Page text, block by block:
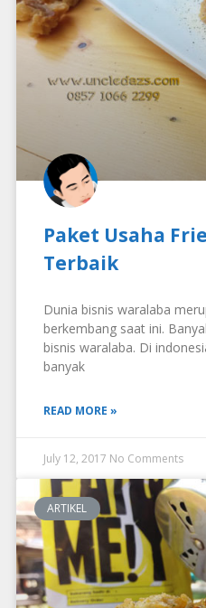
Paket Usaha
Terbaik
Dunia bisnis waralaba
berkembang saat ini.
bisnis waralaba. Di
banyak
READ MORE »
July 12, 2017 No Comments
ARTIKEL